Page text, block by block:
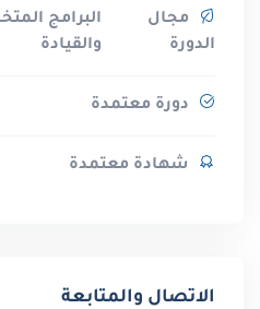
مجال
الدورة
البرامج
والقيادة
دورة معتمدة
شهادة معتمدة
الاتصال والمتابعة